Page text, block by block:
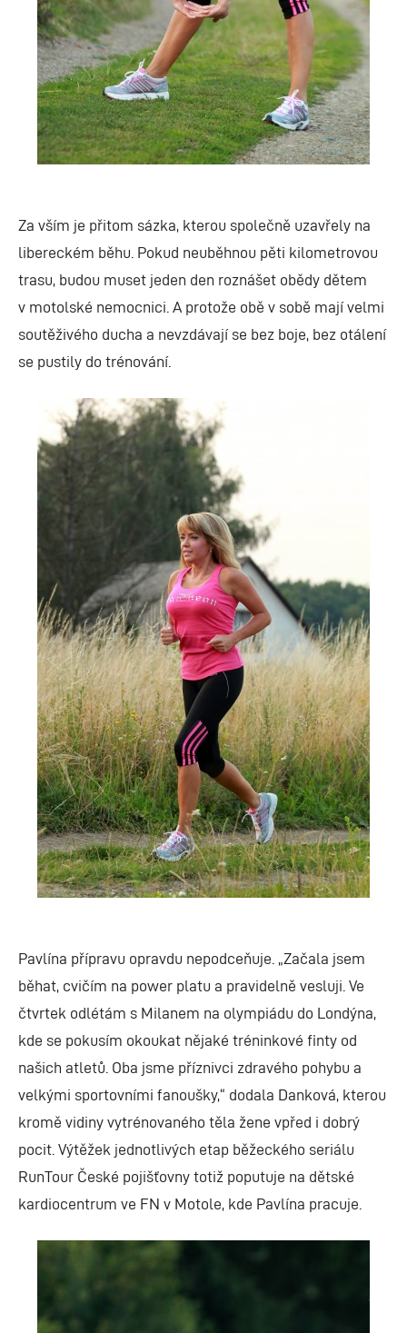
Za vším je přitom sázka, kterou společně uzavřely na
libereckém běhu. Pokud neuběhnou pěti kilometrovou
trasu, budou muset jeden den roznášet obědy dětem
v motolské nemocnici. A protože obě v sobě mají velmi
soutěživého ducha a nevzdávají se bez boje, bez otálení
se pustily do trénování.
Pavlína přípravu opravdu nepodceňuje. „Začala jsem
běhat, cvičím na power platu a pravidelně vesluji. Ve
čtvrtek odlétám s Milanem na olympiádu do Londýna,
kde se pokusím okoukat nějaké tréninkové finty od
našich atletů. Oba jsme příznivci zdravého pohybu a
velkými sportovními fanoušky,“ dodala Danková, kterou
kromě vidiny vytrénovaného těla žene vpřed i dobrý
pocit. Výtěžek jednotlivých etap běžeckého seriálu
RunTour České pojišťovny totiž poputuje na dětské
kardiocentrum ve FN v Motole, kde Pavlína pracuje.